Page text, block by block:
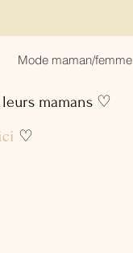
Mode maman/femme
mamans ♡
♡